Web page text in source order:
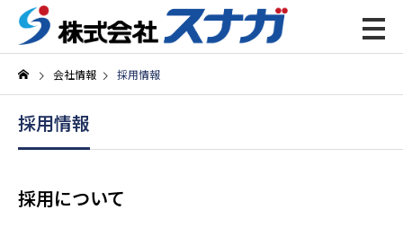
会社情報 採用情報
採用情報
採用について